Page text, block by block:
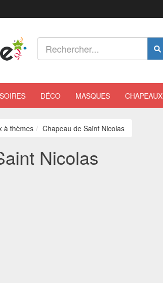
DÉCO MASQUES CHAPEAUX
à thèmes Chapeau de Saint Nicolas
Nicolas